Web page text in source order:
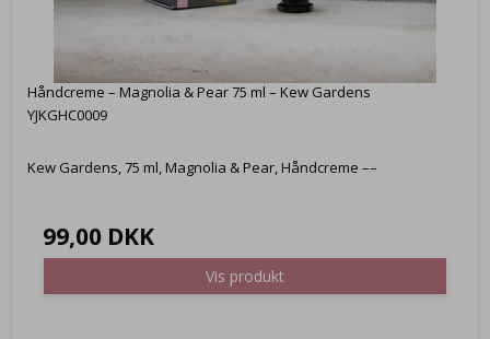
Håndcreme – Magnolia & Pear 75 ml – Kew Gardens
YJKGHC0009
Kew Gardens, 75 ml, Magnolia & Pear, Håndcreme ––
99,00 DKK
Vis produkt